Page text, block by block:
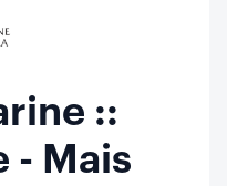
::
- Mais